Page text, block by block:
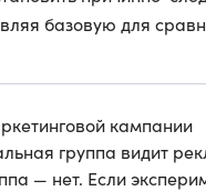
базовую для
кампании
группа видит
— нет. Если